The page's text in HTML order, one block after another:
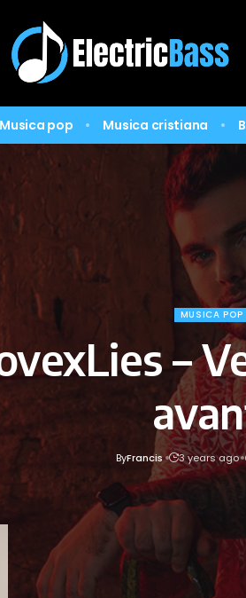
Musica pop Musica cristiana
MUSICA POP
–
ByFrancis 3 years ago